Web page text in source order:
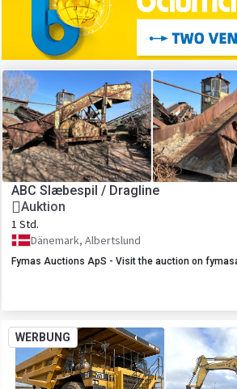
ABC Slæbespil / Dragline
Auktion
1 Std.
Dänemark, Albertslund
Fymas Auctions ApS - Visit the auction on
WERBUNG